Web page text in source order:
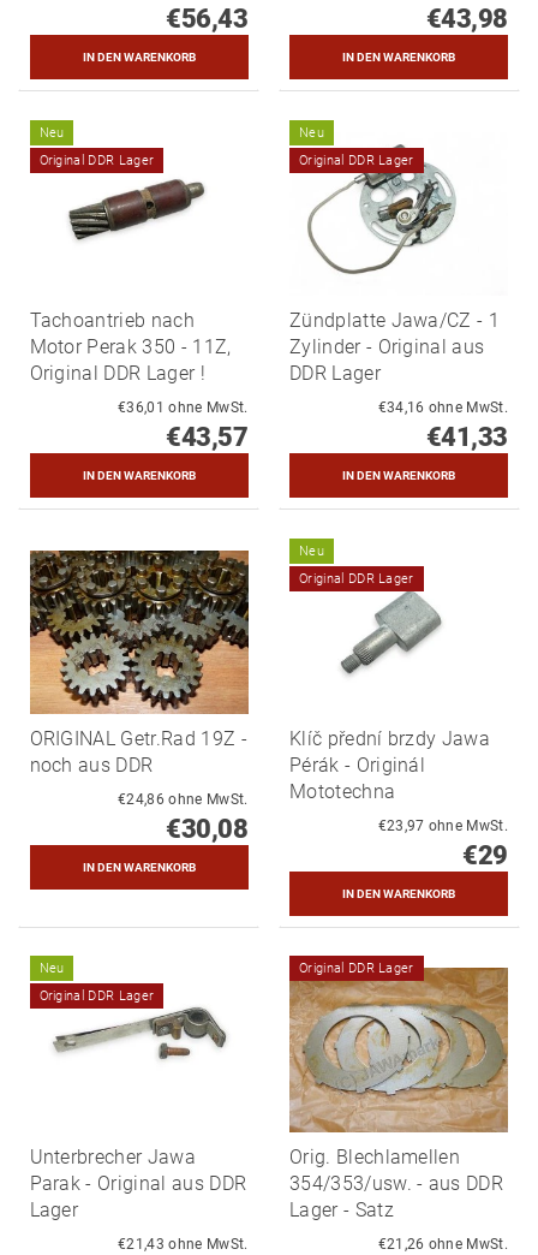
€56,43 €43,98
Neu
Original DDR Lager
Tachoantrieb nach
Motor Perak 350 - 11Z,
Original DDR Lager !
€36,01 ohne MwSt.
€43,57
Neu
Original DDR Lager
Zündplatte Jawa/CZ - 1
Zylinder - Original aus
DDR Lager
€34,16 ohne MwSt.
€41,33
ORIGINAL Getr.Rad 19Z -
noch aus DDR
€24,86 ohne MwSt.
€30,08
Neu
Original DDR Lager
Klíč přední brzdy Jawa
Pérák - Originál
Mototechna
€23,97 ohne MwSt.
€29
Neu
Original DDR Lager
Unterbrecher Jawa
Parak - Original aus DDR
Lager
€21,43 ohne MwSt.
Original DDR Lager
Orig. Blechlamellen
354/353/usw. - aus DDR
Lager - Satz
€21,26 ohne MwSt.